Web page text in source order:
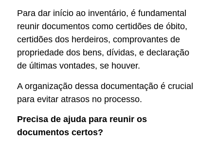
Para dar início ao inventário, é fundamental
reunir documentos como certidões de óbito,
certidões dos herdeiros, comprovantes de
propriedade dos bens, dívidas, e declaração
de últimas vontades, se houver.
A organização dessa documentação é crucial
para evitar atrasos no processo.
Precisa de ajuda para reunir os
documentos certos?